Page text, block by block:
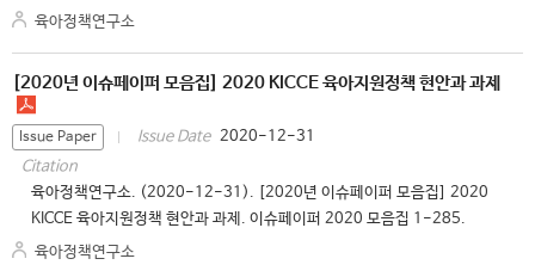
육아정책연구소
[2020년 이슈페이퍼 모음집] 2020 KICCE 육아지원정책 현안과 과제
Issue Paper Issue Date 2020-12-31
Citation
육아정책연구소. (2020-12-31). [2020년 이슈페이퍼 모음집] 2020
KICCE 육아지원정책 현안과 과제. 이슈페이퍼 2020 모음집 1-285.
육아정책연구소